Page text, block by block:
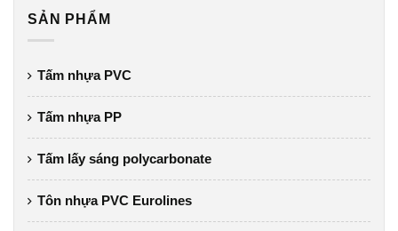
SẢN PHẨM
Tấm nhựa PVC
Tấm nhựa PP
Tấm lấy sáng polycarbonate
Tôn nhựa PVC Eurolines